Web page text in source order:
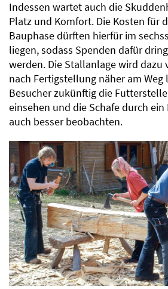
Indessen wartet auch die
Platz und Komfort. Die Kosten für
Bauphase dürften hierfür im
liegen, sodass Spenden dafür
werden. Die Stallanlage wird dazu
nach Fertigstellung näher am Weg
Besucher zukünftig die
einsehen und die Schafe durch
auch besser beobachten.